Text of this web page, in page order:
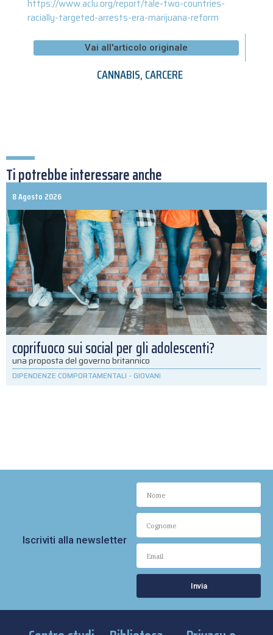
https://www.aclu.org/report/tale-two-countries-
racially-targeted-arrests-era-marijuana-reform
Vai all'articolo originale
CANNABIS,CARCERE
Ti potrebbe interessare anche
8 Agosto 2026
coprifuoco sui social per gli adolescenti?
una proposta del governo britannico
DIPENDENZE COMPORTAMENTALI - GIOVANI
Iscriviti alla newsletter
Invia